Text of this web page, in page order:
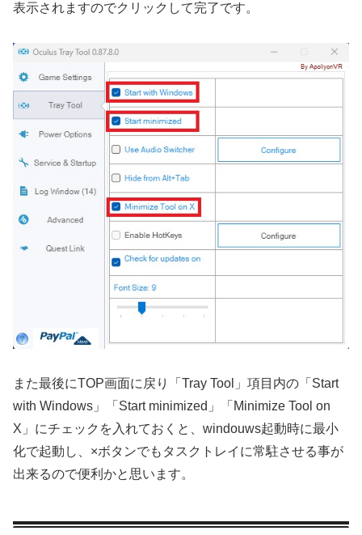
表示されますのでクリックして完了です。
また最後にTOP画面に戻り「Tray Tool」項目内の「Start
with Windows」「Start minimized」「Minimize Tool on
X」にチェックを入れておくと、windouws起動時に最小
化で起動し、×ボタンでもタスクトレイに常駐させる事が
出来るので便利かと思います。